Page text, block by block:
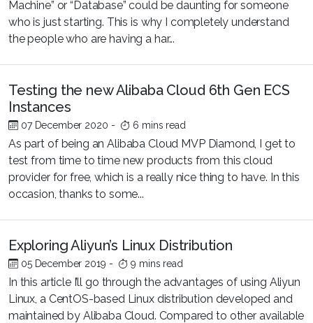
Machine” or “Database” could be daunting for someone
who is just starting. This is why I completely understand
the people who are having a har...
Testing the new Alibaba Cloud 6th Gen ECS
Instances
07 December 2020 - 6 mins read
As part of being an Alibaba Cloud MVP Diamond, I get to
test from time to time new products from this cloud
provider for free, which is a really nice thing to have. In this
occasion, thanks to some...
Exploring Aliyun’s Linux Distribution
05 December 2019 - 9 mins read
In this article I’ll go through the advantages of using Aliyun
Linux, a CentOS-based Linux distribution developed and
maintained by Alibaba Cloud. Compared to other available